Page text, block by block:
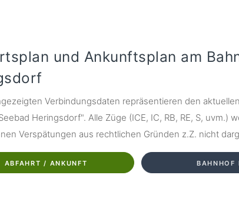
und Ankunftsplan am
Verbindungsdaten repräsentieren den
Heringsdorf". Alle Züge (ICE, IC, RB, RE, S, uvm.)
Verspätungen aus rechtlichen Gründen z.Z. nicht
ABFAHRT / ANKUNFT BAHNHOF